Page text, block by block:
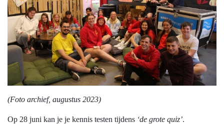
(Foto archief, augustus 2023)
Op 28 juni kan je je kennis testen tijdens ‘de grote quiz’.